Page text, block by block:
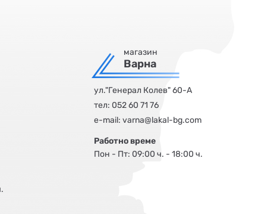
магазин
Варна
ул."Генерал Колев" 60-А
тел: 052 60 71 76
е-mail: varna@lakal-bg.com
Работно време
Пон - Пт: 09:00 ч. - 18:00 ч.